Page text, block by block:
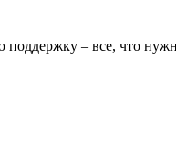
– все, что